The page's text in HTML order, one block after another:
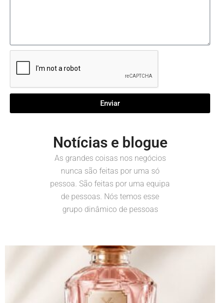
Enviar
Notícias e blogue
As grandes coisas nos negócios
nunca são feitas por uma só
pessoa. São feitas por uma equipa
de pessoas. Nós temos esse
grupo dinâmico de pessoas